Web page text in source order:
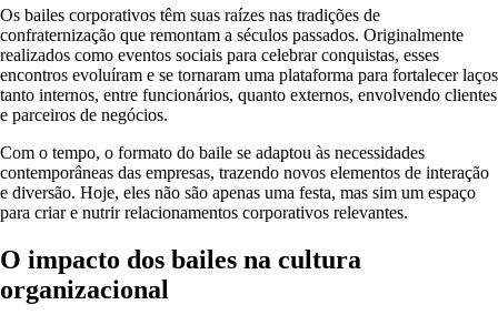
Os bailes corporativos têm suas raízes nas tradições de
confraternização que remontam a séculos passados. Originalmente
realizados como eventos sociais para celebrar conquistas, esses
encontros evoluíram e se tornaram uma plataforma para fortalecer laços
tanto internos, entre funcionários, quanto externos, envolvendo clientes
e parceiros de negócios.
Com o tempo, o formato do baile se adaptou às necessidades
contemporâneas das empresas, trazendo novos elementos de interação
e diversão. Hoje, eles não são apenas uma festa, mas sim um espaço
para criar e nutrir relacionamentos corporativos relevantes.
O impacto dos bailes na cultura
organizacional